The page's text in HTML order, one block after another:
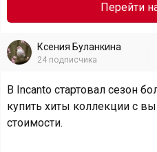
Перейти
Ксения Буланкина
24 подписчика
В Incanto стартовал сезон
купить хиты коллекции с
стоимости.